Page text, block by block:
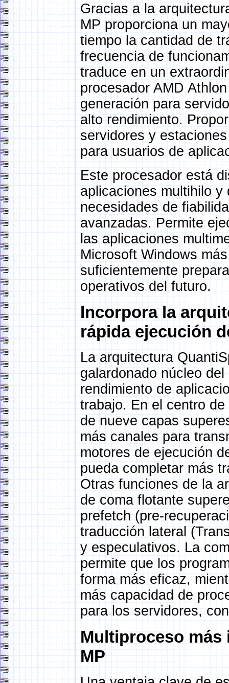
Gracias a la
MP proporciona un
tiempo la cantidad de
frecuencia de
traduce en un
procesador AMD
generación para
alto rendimiento.
servidores y
para usuarios de
Este procesador está
aplicaciones multihilo
necesidades de
avanzadas. Permite
las aplicaciones
Microsoft Windows
suficientemente
operativos del futuro.
Incorpora la
rápida ejecución
La arquitectura
galardonado núcleo
rendimiento de
trabajo. En el centro
de nueve capas
más canales para
motores de ejecución
pueda completar más
Otras funciones de la
de coma flotante
prefetch (pre-
traducción lateral
y especulativos. La
permite que los
forma más eficaz,
más capacidad de
para los servidores,
Multiproceso más
MP